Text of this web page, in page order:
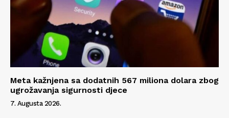
Meta kažnjena sa dodatnih 567 miliona dolara zbog
ugrožavanja sigurnosti djece
7. Augusta 2026.